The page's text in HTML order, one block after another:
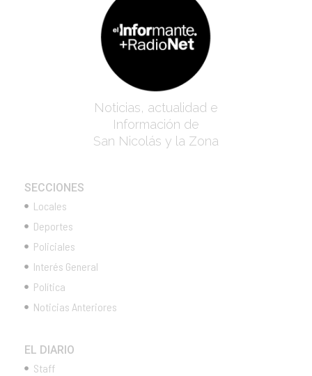
Noticias, actualidad e
Información de
San Nicolás y la Zona
SECCIONES
Locales
Deportes
Policiales
Interés General
Política
Noticias Anteriores
EL DIARIO
Staff